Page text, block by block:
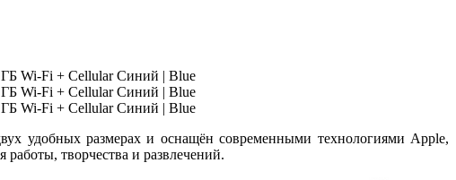
удобных размерах и оснащён современными технологиями Apple,
творчества и развлечений.